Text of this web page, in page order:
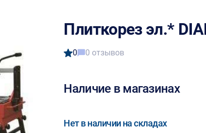
Плиткорез эл.*
0 0 отзывов
Наличие в магазинах
Нет в наличии на складах